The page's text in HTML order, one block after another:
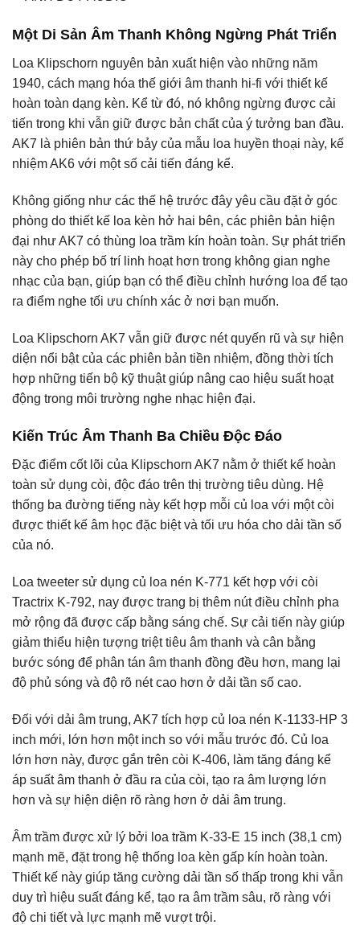
Một Di Sản Âm Thanh Không Ngừng Phát Triển
Loa Klipschorn nguyên bản xuất hiện vào những năm
1940, cách mạng hóa thế giới âm thanh hi-fi với thiết kế
hoàn toàn dạng kèn. Kể từ đó, nó không ngừng được cải
tiến trong khi vẫn giữ được bản chất của ý tưởng ban đầu.
AK7 là phiên bản thứ bảy của mẫu loa huyền thoại này, kế
nhiệm AK6 với một số cải tiến đáng kể.
Không giống như các thế hệ trước đây yêu cầu đặt ở góc
phòng do thiết kế loa kèn hở hai bên, các phiên bản hiện
đại như AK7 có thùng loa trầm kín hoàn toàn. Sự phát triển
này cho phép bố trí linh hoạt hơn trong không gian nghe
nhạc của bạn, giúp bạn có thể điều chỉnh hướng loa để tạo
ra điểm nghe tối ưu chính xác ở nơi bạn muốn.
Loa Klipschorn AK7 vẫn giữ được nét quyến rũ và sự hiện
diện nổi bật của các phiên bản tiền nhiệm, đồng thời tích
hợp những tiến bộ kỹ thuật giúp nâng cao hiệu suất hoạt
động trong môi trường nghe nhạc hiện đại.
Kiến Trúc Âm Thanh Ba Chiều Độc Đáo
Đặc điểm cốt lõi của Klipschorn AK7 nằm ở thiết kế hoàn
toàn sử dụng còi, độc đáo trên thị trường tiêu dùng. Hệ
thống ba đường tiếng này kết hợp mỗi củ loa với một còi
được thiết kế âm học đặc biệt và tối ưu hóa cho dải tần số
của nó.
Loa tweeter sử dụng củ loa nén K-771 kết hợp với còi
Tractrix K-792, nay được trang bị thêm nút điều chỉnh pha
mở rộng đã được cấp bằng sáng chế. Sự cải tiến này giúp
giảm thiểu hiện tượng triệt tiêu âm thanh và cân bằng
bước sóng để phân tán âm thanh đồng đều hơn, mang lại
độ phủ sóng và độ rõ nét cao hơn ở dải tần số cao.
Đối với dải âm trung, AK7 tích hợp củ loa nén K-1133-HP 3
inch mới, lớn hơn một inch so với mẫu trước đó. Củ loa
lớn hơn này, được gắn trên còi K-406, làm tăng đáng kể
áp suất âm thanh ở đầu ra của còi, tạo ra âm lượng lớn
hơn và sự hiện diện rõ ràng hơn ở dải âm trung.
Âm trầm được xử lý bởi loa trầm K-33-E 15 inch (38,1 cm)
mạnh mẽ, đặt trong hệ thống loa kèn gấp kín hoàn toàn.
Thiết kế này giúp tăng cường dải tần số thấp trong khi vẫn
duy trì hiệu suất đáng kể, tạo ra âm trầm sâu, rõ ràng với
độ chi tiết và lực mạnh mẽ vượt trội.